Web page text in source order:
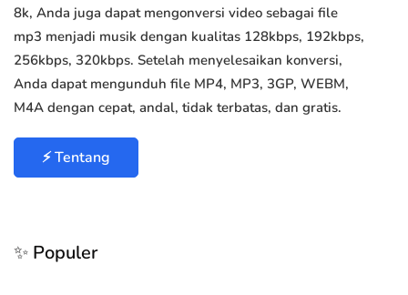
8k, Anda juga dapat mengonversi video sebagai file
mp3 menjadi musik dengan kualitas 128kbps, 192kbps,
256kbps, 320kbps. Setelah menyelesaikan konversi,
Anda dapat mengunduh file MP4, MP3, 3GP, WEBM,
M4A dengan cepat, andal, tidak terbatas, dan gratis.
⚡ Tentang
✨ Populer